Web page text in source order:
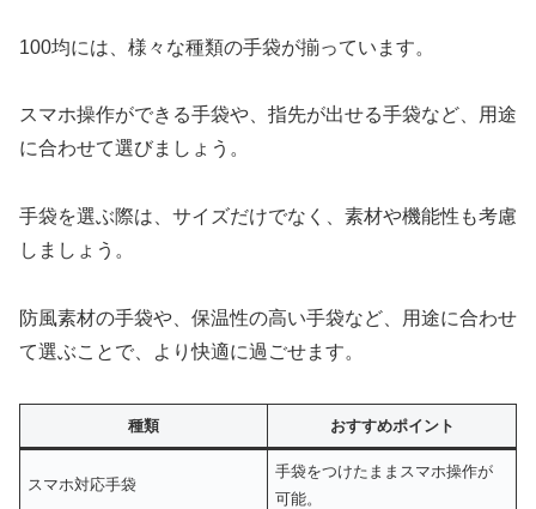
100均には、様々な種類の手袋が揃っています。
スマホ操作ができる手袋や、指先が出せる手袋など、用途
に合わせて選びましょう。
手袋を選ぶ際は、サイズだけでなく、素材や機能性も考慮
しましょう。
防風素材の手袋や、保温性の高い手袋など、用途に合わせ
て選ぶことで、より快適に過ごせます。
種類 おすすめポイント
スマホ対応手袋
手袋をつけたままスマホ操作が
可能。